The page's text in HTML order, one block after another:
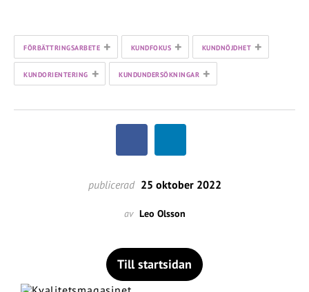
FÖRBÄTTRINGSARBETE + KUNDFOKUS + KUNDNÖJDHET +
KUNDORIENTERING + KUNDUNDERSÖKNINGAR +
publicerad 25 oktober 2022
av Leo Olsson
Till startsidan